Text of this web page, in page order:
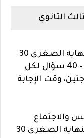
الثانوي
مجموع درجات الامتحان 60 درجة النهاية الصغرى 30
درجة -اجمالي عدد الأسئلة 50 سؤال – 40 سؤال لكل
درجتين، وقت الإجابة
والاجتماع
مجموع درجات الامتحان 60 درجة -النهاية الصغرى 30